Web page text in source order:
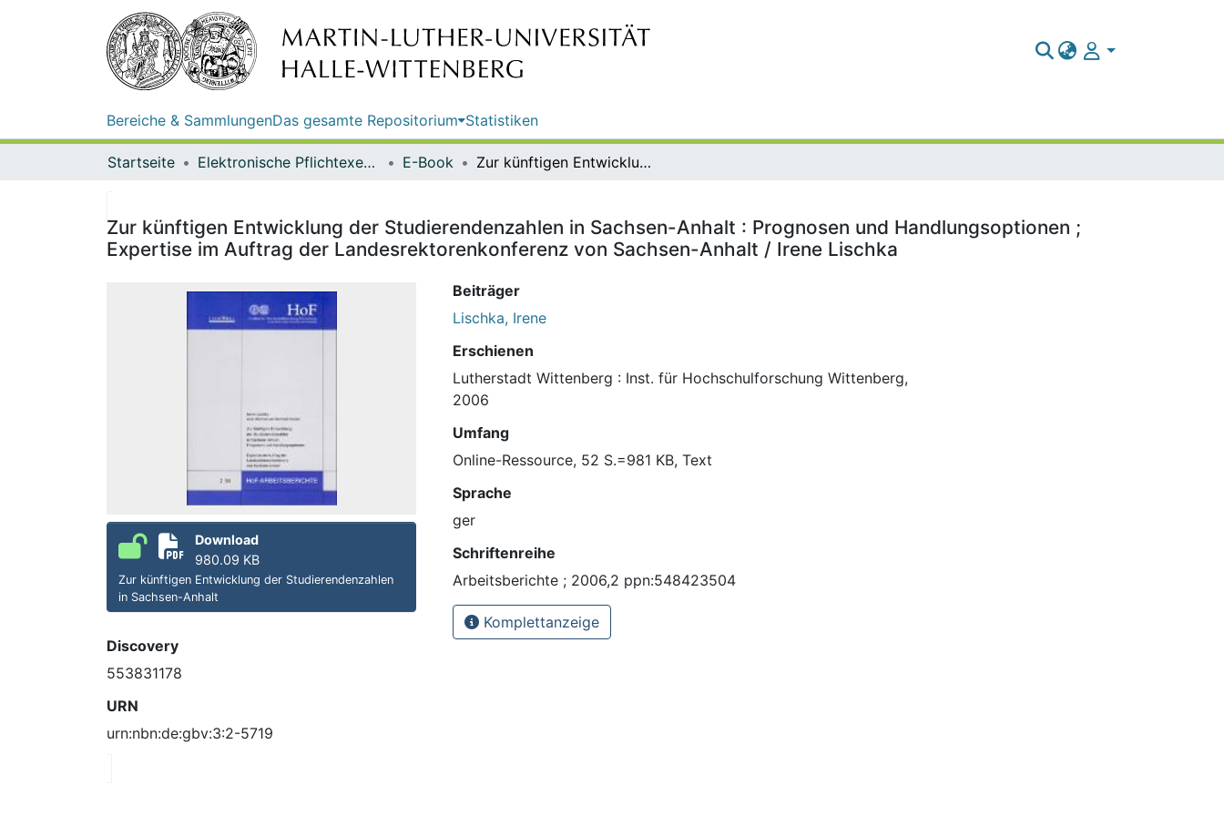
Bereiche & SammlungenDas gesamte Repositorium Statistiken
Startseite Elektronische Pflichtexemplare E-Book Zur künftigen Entwicklung der Studierendenzahlen in Sachsen-Anhalt : Prognosen und Handlungsoptionen ; Expertise im Auftrag der Landesrektorenkonferenz von Sachsen-Anhalt / Irene Lischka
Zur künftigen Entwicklung der Studierendenzahlen in Sachsen-Anhalt : Prognosen und Handlungsoptionen ;
Expertise im Auftrag der Landesrektorenkonferenz von Sachsen-Anhalt / Irene Lischka
Download
980.09 KB
Zur künftigen Entwicklung der Studierendenzahlen
in Sachsen-Anhalt
Discovery
553831178
URN
urn:nbn:de:gbv:3:2-5719
Beiträger
Lischka, Irene
Erschienen
Lutherstadt Wittenberg : Inst. für Hochschulforschung Wittenberg,
2006
Umfang
Online-Ressource, 52 S.=981 KB, Text
Sprache
ger
Schriftenreihe
Arbeitsberichte ; 2006,2 ppn:548423504
Komplettanzeige